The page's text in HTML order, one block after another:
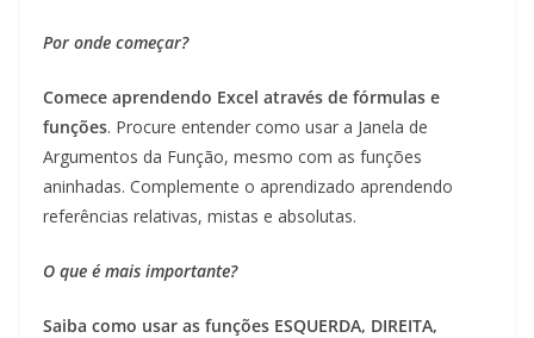
Por onde começar?
Comece aprendendo Excel através de fórmulas e
funções. Procure entender como usar a Janela de
Argumentos da Função, mesmo com as funções
aninhadas. Complemente o aprendizado aprendendo
referências relativas, mistas e absolutas.
O que é mais importante?
Saiba como usar as funções ESQUERDA, DIREITA,